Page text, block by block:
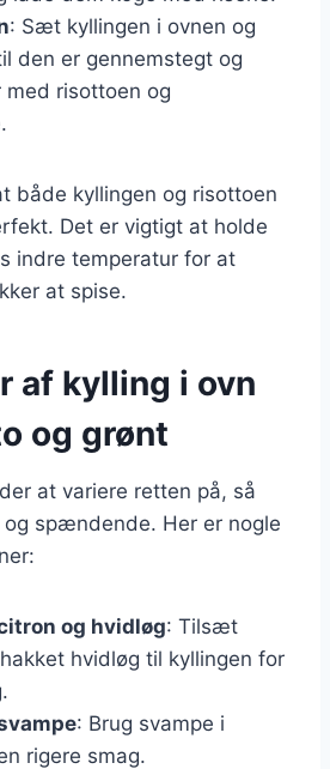
: Sæt kyllingen i ovnen og
den er gennemstegt og
med risottoen og
både kyllingen og risottoen
Det er vigtigt at holde
indre temperatur for at
at spise.
af kylling i ovn
og grønt
at variere retten på, så
spændende. Her er nogle
og hvidløg: Tilsæt
hvidløg til kyllingen for
: Brug svampe i
rigere smag.